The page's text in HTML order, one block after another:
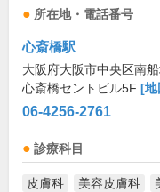
所在地・電話番号
心斎橋駅
大阪府大阪市中央区南
心斎橋セントビル5F [地
06-4256-2761
診療科目
皮膚科 美容皮膚科